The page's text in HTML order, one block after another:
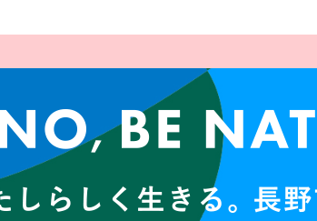
わたしらしく生きる。長野市